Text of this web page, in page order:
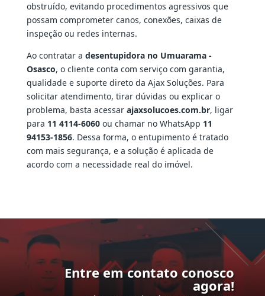
obstruído, evitando procedimentos agressivos que
possam comprometer canos, conexões, caixas de
inspeção ou redes internas.
Ao contratar a desentupidora no Umuarama -
Osasco, o cliente conta com serviço com garantia,
qualidade e suporte direto da Ajax Soluções. Para
solicitar atendimento, tirar dúvidas ou explicar o
problema, basta acessar ajaxsolucoes.com.br, ligar
para 11 4114-6060ou chamar no WhatsApp 11
94153-1856. Dessa forma, o entupimento é tratado
com mais segurança, e a solução é aplicada de
acordo com a necessidade real do imóvel.
Entre em contato conosco
agora!